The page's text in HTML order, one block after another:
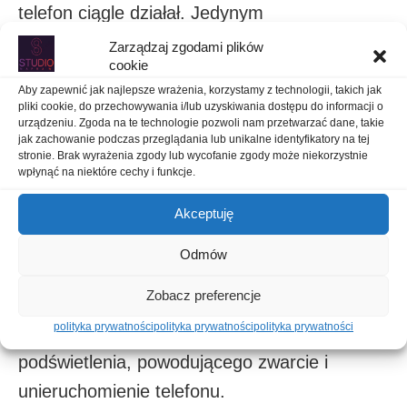
Zarządzaj zgodami plików
cookie
Aby zapewnić jak najlepsze wrażenia, korzystamy z technologii, takich jak
pliki cookie, do przechowywania i/lub uzyskiwania dostępu do informacji o
urządzeniu. Zgoda na te technologie pozwoli nam przetwarzać dane, takie
jak zachowanie podczas przeglądania lub unikalne identyfikatory na tej
stronie. Brak wyrażenia zgody lub wycofanie zgody może niekorzystnie
wpłynąć na niektóre cechy i funkcje.
Akceptuję
Odmów
Zobacz preferencje
polityka prywatnościpolityka prywatnościpolityka prywatności
telefon ciągle działał. Jedynym
mankamentem tego był brak flash’a podczas
robienia zdjęć przednią kamerą. Zwyczajnie,
zdjęcia wychodziły zbyt ciemne
(niedoświetlone) a sam backlight nie osiągał
poprzedniej jasności podczas pracy w
wiele chińskich ekranów (zamienniki, po
rozbiciu ekranu) i tak nie potrafiło uzyskać
problemów z backlightem, po zalaniach
można było pozbyć się całego pół-obwodu
podświetlenia, powodującego zwarcie i
unieruchomienie telefonu.